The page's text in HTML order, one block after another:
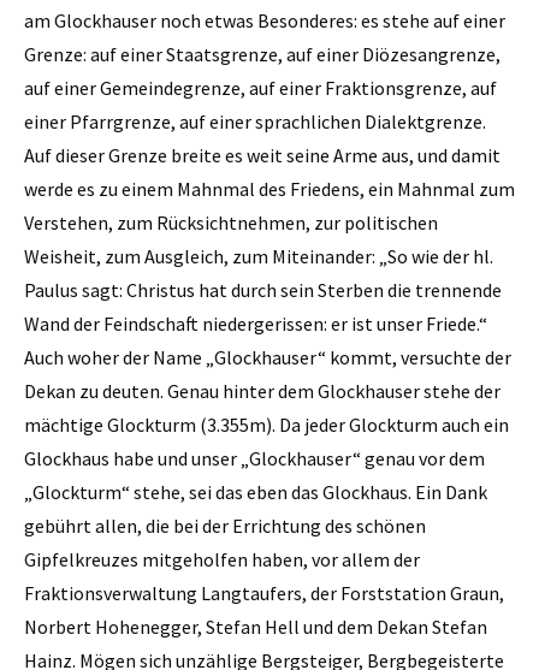
am Glockhauser noch etwas Besonderes: es stehe auf einer
Grenze: auf einer Staatsgrenze, auf einer Diözesangrenze,
auf einer Gemeindegrenze, auf einer Fraktionsgrenze, auf
einer Pfarrgrenze, auf einer sprachlichen Dialektgrenze.
Auf dieser Grenze breite es weit seine Arme aus, und damit
werde es zu einem Mahnmal des Friedens, ein Mahnmal zum
Verstehen, zum Rücksichtnehmen, zur politischen
Weisheit, zum Ausgleich, zum Miteinander: „So wie der hl.
Paulus sagt: Christus hat durch sein Sterben die trennende
Wand der Feindschaft niedergerissen: er ist unser Friede.“
Auch woher der Name „Glockhauser“ kommt, versuchte der
Dekan zu deuten. Genau hinter dem Glockhauser stehe der
mächtige Glockturm (3.355m). Da jeder Glockturm auch ein
Glockhaus habe und unser „Glockhauser“ genau vor dem
„Glockturm“ stehe, sei das eben das Glockhaus. Ein Dank
gebührt allen, die bei der Errichtung des schönen
Gipfelkreuzes mitgeholfen haben, vor allem der
Fraktionsverwaltung Langtaufers, der Forststation Graun,
Norbert Hohenegger, Stefan Hell und dem Dekan Stefan
Hainz. Mögen sich unzählige Bergsteiger, Bergbegeisterte